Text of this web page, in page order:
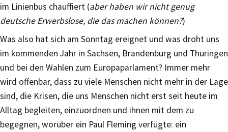
im Linienbus chauffiert (aber haben wir nicht genug
deutsche Erwerbslose, die das machen können?)
Was also hat sich am Sonntag ereignet und was droht uns
im kommenden Jahr in Sachsen, Brandenburg und Thüringen
und bei den Wahlen zum Europaparlament? Immer mehr
wird offenbar, dass zu viele Menschen nicht mehr in der Lage
sind, die Krisen, die uns Menschen nicht erst seit heute im
Alltag begleiten, einzuordnen und ihnen mit dem zu
begegnen, worüber ein Paul Fleming verfügte: ein